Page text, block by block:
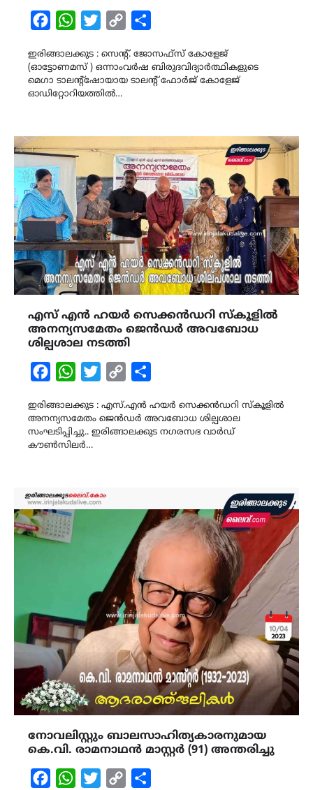
FacebookWhatsAppTwitterCopy
ഇരിങ്ങാലക്കുട : സെൻ്റ്. ജോസഫ്സ് കോളേജ്
(ഓട്ടോണമസ് ) ഒന്നാംവർഷ ബിരുദവിദ്യാർത്ഥികളുടെ
മെഗാ ടാലൻ്റ്ഷോയായ ടാലൻ്റ് ഫോർജ് കോളേജ്
ഓഡിറ്റോറിയത്തിൽ…
എസ് എൻ ഹയർ സെക്കൻഡറി സ്കൂളിൽ
അനന്യസമേതം ജെൻഡർ അവബോധ
ശില്പശാല നടത്തി
FacebookWhatsAppTwitterCopy
ഇരിങ്ങാലക്കുട : എസ്.എൻ ഹയർ സെക്കൻഡറി സ്കൂളിൽ
അനന്യസമേതം ജെൻഡർ അവബോധ ശില്പശാല
സംഘടിപ്പിച്ചു.. ഇരിങ്ങാലക്കുട നഗരസഭ വാർഡ്
കൗൺസിലർ…
നോവലിസ്റ്റും ബാലസാഹിത്യകാരനുമായ
കെ.വി. രാമനാഥൻ മാസ്റ്റർ (91) അന്തരിച്ചു
FacebookWhatsAppTwitterCopy